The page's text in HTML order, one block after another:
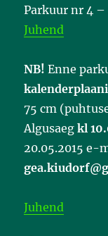
Parkuur nr 4 –
Juhend
NB! Enne
75 cm
Algusaegkl
20.05.2015 e-
Juhend